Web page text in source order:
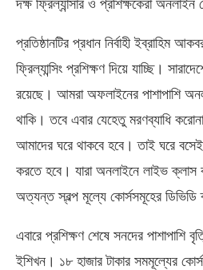
দক্ষ ফ্রিল্যান্সার ও প্রশিক্ষকেরা অনলাইন
প্রতিষ্ঠানটির প্রধান নির্বাহী ইব্রাহিম
ফ্রিল্যান্সিং প্রশিক্ষণ দিয়ে যাচ্ছি।
রয়েছে। আমরা অফলাইনের পাশাপাশি
থাকি। তবে এবার যেহেতু মরণব্যাধি
আমাদের ঘরে থাকবে হবে। তাই ঘরে
করতে হবে। যারা অনলাইনে লাইভ ক্লাস
অত্যন্ত স্বল্প মূল্যে কোর্সসমূহের ডিভিডি
এবারে প্রশিক্ষণ শেষে সনদের
ইশিখন। ১৮ হাজার টাকার সমমূল্যের